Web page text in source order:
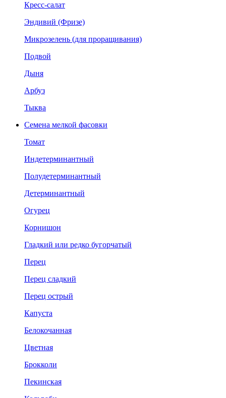
Кресс-салат
Эндивий (Фризе)
Микрозелень (для проращивания)
Подвой
Дыня
Арбуз
Тыква
Семена мелкой фасовки
Томат
Индетерминантный
Полудетерминантный
Детерминантный
Огурец
Корнишон
Гладкий или редко бугорчатый
Перец
Перец сладкий
Перец острый
Капуста
Белокочанная
Цветная
Брокколи
Пекинская